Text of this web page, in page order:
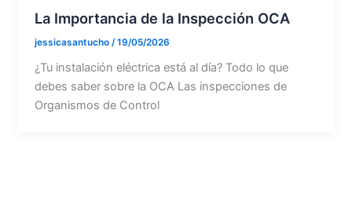
La Importancia de la Inspección OCA
jessicasantucho /19/05/2026
¿Tu instalación eléctrica está al día? Todo lo que
debes saber sobre la OCA Las inspecciones de
Organismos de Control